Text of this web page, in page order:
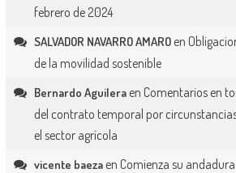
febrero de 2024
SALVADOR NAVARRO AMAROen
de la movilidad sostenible
Bernardo Aguileraen Comentarios en
del contrato temporal por
el sector agrícola
vicente baezaen Comienza su